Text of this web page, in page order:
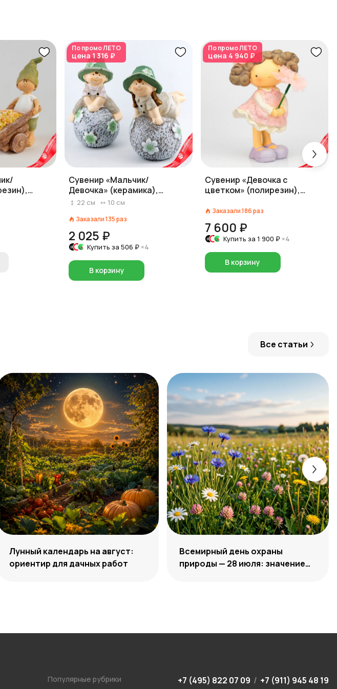
По промоЛЕТО
цена1 316 ₽
Сувенир «Мальчик/
Девочка» (керамика),
H22x13х10см, в асс., зеленый
22 см 10 см
Заказали135раз
2 025 ₽
Купить за506 ₽ ×4
В корзину
По промоЛЕТО
цена 4 940 ₽
Сувенир «Девочка с
цветком» (полирезин),
Заказали186раз
7 600 ₽
Купить за 1 900 ₽ ×4
В корзину
Все статьи
Лунный календарь на август:
ориентир для дачных работ
Всемирный день охраны
природы — 28 июля: значение
Популярные рубрики +7 (495) 822 07 09 / +7 (911) 945 48 19